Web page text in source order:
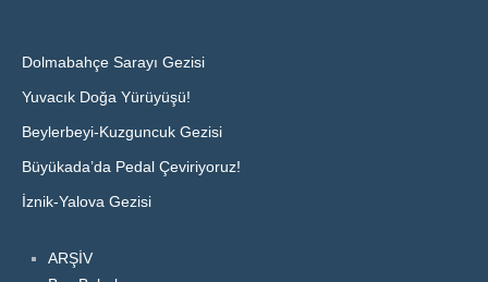
Dolmabahçe Sarayı Gezisi
Yuvacık Doğa Yürüyüşü!
Beylerbeyi-Kuzguncuk Gezisi
Büyükada’da Pedal Çeviriyoruz!
İznik-Yalova Gezisi
ARŞİV